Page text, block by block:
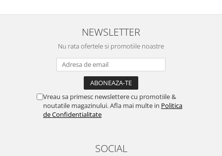
NEWSLETTER
Nu rata ofertele si promotiile noastre
Vreau sa primesc newslettere cu promotiile &
noutatile magazinului. Afla mai multe in Politica
de Confidentialitate
SOCIAL